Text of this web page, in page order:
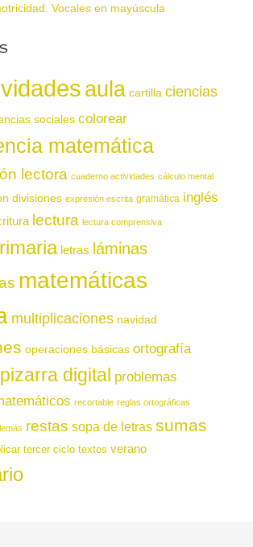
Vocales en mayúscula
aula cartilla ciencias
sociales colorear
matemática
lectora cuaderno actividades cálculo mental
divisiones expresión escrita gramática inglés
lectura lectura comprensiva
letras láminas
matemáticas
multiplicaciones navidad
operaciones básicas ortografía
pizarra digital problemas
recortable reglas ortográficas
restas sopa de letras sumas
tercer ciclo textos verano